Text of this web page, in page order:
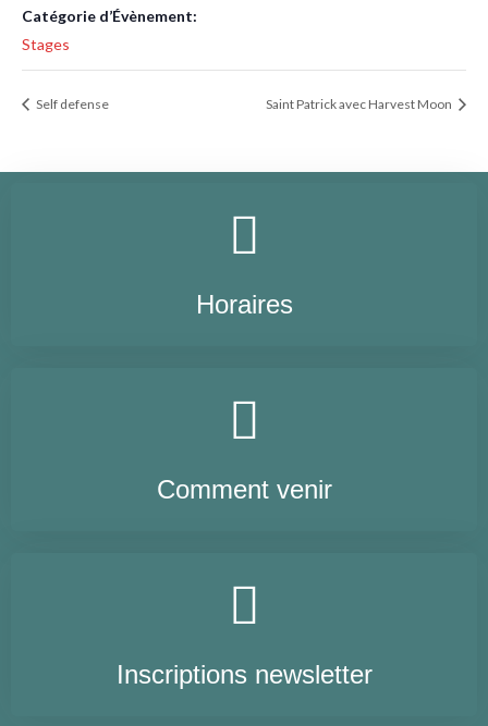
Catégorie d’Évènement:
Stages
Self defense Saint Patrick avec Harvest Moon
Horaires
Comment venir
Inscriptions newsletter